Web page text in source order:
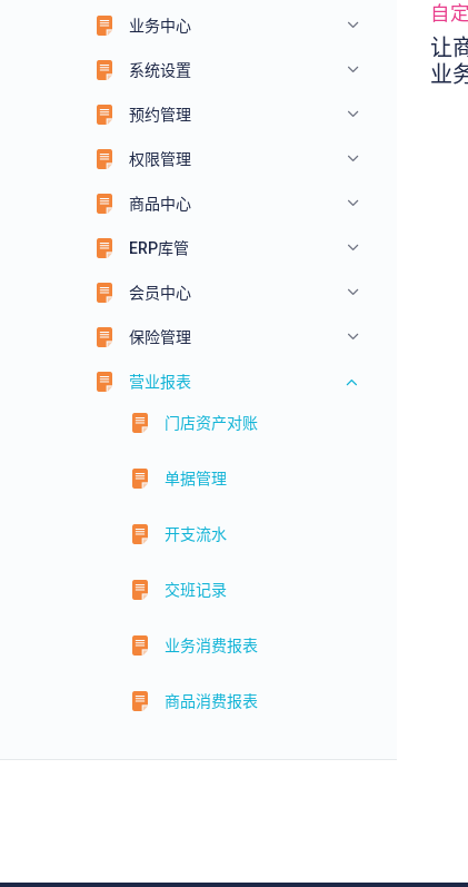
业务中心
系统设置
预约管理
权限管理
商品中心
ERP库管
会员中心
保险管理
营业报表
门店资产对账
单据管理
开支流水
交班记录
业务消费报表
商品消费报表
会员充值报表
自
让
业